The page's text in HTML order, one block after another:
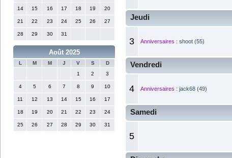
14 15 16 17 18 19 20
21 22 23 24 25 26 27
28 29 30 31
Août 2025
L M M J V S
D
1
2 3
4 5 6 7 8 9 10
11 12 13 14 15 16 17
18 19 20 21 22 23 24
25 26 27 28 29 30 31
Jeudi
3 Anniversaires : shoot (55)
Vendredi
4 Anniversaires : jack68 (49)
Samedi
5